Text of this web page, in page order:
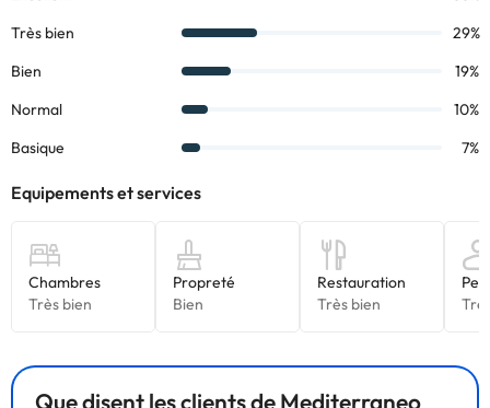
Que disent les clients de Mediterraneo